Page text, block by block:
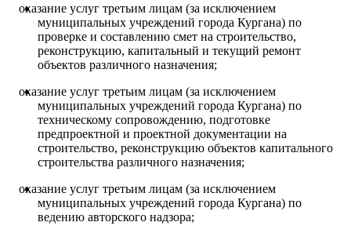
оказание услуг третьим лицам (за исключением
муниципальных учреждений города Кургана) по
проверке и составлению смет на строительство,
реконструкцию, капитальный и текущий ремонт
объектов различного назначения;
оказание услуг третьим лицам (за исключением
муниципальных учреждений города Кургана) по
техническому сопровождению, подготовке
предпроектной и проектной документации на
строительство, реконструкцию объектов капитального
строительства различного назначения;
оказание услуг третьим лицам (за исключением
муниципальных учреждений города Кургана) по
ведению авторского надзора;